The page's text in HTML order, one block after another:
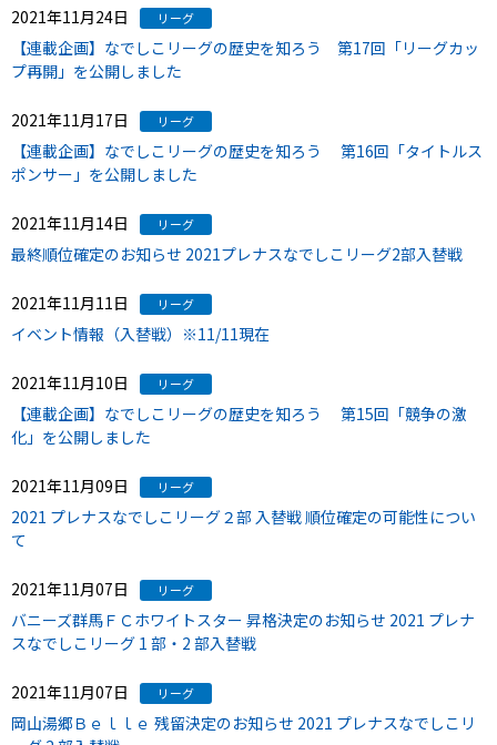
2021年11月24日 リーグ
【連載企画】なでしこリーグの歴史を知ろう 第17回「リーグカッ
プ再開」を公開しました
2021年11月17日 リーグ
【連載企画】なでしこリーグの歴史を知ろう 第16回「タイトルス
ポンサー」を公開しました
2021年11月14日 リーグ
最終順位確定のお知らせ 2021プレナスなでしこリーグ2部入替戦
2021年11月11日 リーグ
イベント情報（入替戦）※11/11現在
2021年11月10日 リーグ
【連載企画】なでしこリーグの歴史を知ろう 第15回「競争の激
化」を公開しました
2021年11月09日 リーグ
2021 プレナスなでしこリーグ２部 入替戦 順位確定の可能性につい
て
2021年11月07日 リーグ
バニーズ群馬ＦＣホワイトスター 昇格決定のお知らせ 2021 プレナ
スなでしこリーグ 1 部・2 部入替戦
2021年11月07日 リーグ
岡山湯郷Ｂｅｌｌｅ 残留決定のお知らせ 2021 プレナスなでしこリ